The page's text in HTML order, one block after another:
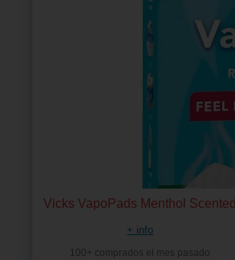
Vicks VapoPads Menthol Scented
+ info
100+ comprados el mes pasado